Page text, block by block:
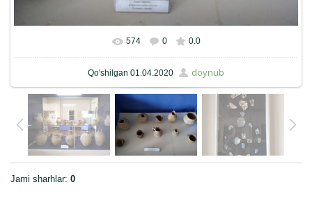
Haqiqiy hajmda 900x675/ 69.3Kb
574 0 0.0
Qo'shilgan 01.04.2020 doynub
Jami sharhlar: 0